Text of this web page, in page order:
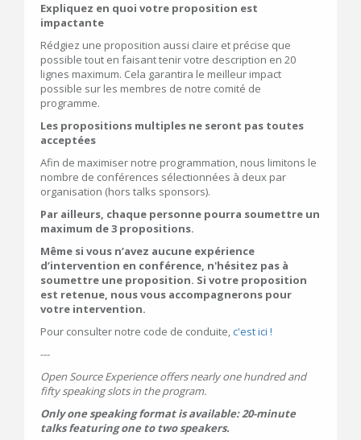
Expliquez en quoi votre proposition est
impactante
Rédgiez une proposition aussi claire et précise que
possible tout en faisant tenir votre description en 20
lignes maximum. Cela garantira le meilleur impact
possible sur les membres de notre comité de
programme.
Les propositions multiples ne seront pas toutes
acceptées
Afin de maximiser notre programmation, nous limitons le
nombre de conférences sélectionnées à deux par
organisation (hors talks sponsors).
Par ailleurs, chaque personne pourra soumettre un
maximum de 3 propositions.
Même si vous n’avez aucune expérience
d’intervention en conférence, n'hésitez pas à
soumettre une proposition. Si votre proposition
est retenue, nous vous accompagnerons pour
votre intervention.
Pour consulter notre code de conduite, c'est ici !
---
Open Source Experience offers nearly one hundred and
fifty speaking slots in the program.
Only one speaking format is available: 20-minute
talks featuring one to two speakers.